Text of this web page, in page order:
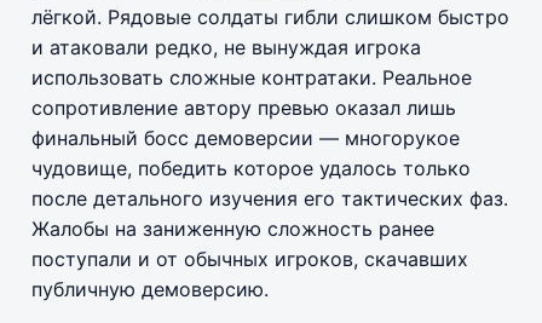
лёгкой. Рядовые солдаты гибли слишком быстро
и атаковали редко, не вынуждая игрока
использовать сложные контратаки. Реальное
сопротивление автору превью оказал лишь
финальный босс демоверсии — многорукое
чудовище, победить которое удалось только
после детального изучения его тактических фаз.
Жалобы на заниженную сложность ранее
поступали и от обычных игроков, скачавших
публичную демоверсию.